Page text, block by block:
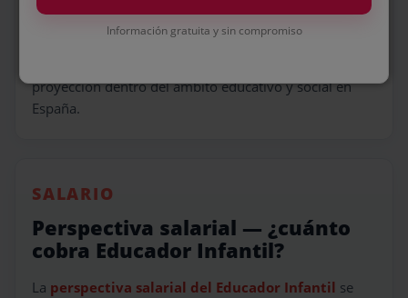
una demanda estable y creciente, posicionándose
proyección dentro del ámbito educativo y social en
España.
SALARIO
Perspectiva salarial — ¿cuánto
cobra Educador Infantil?
La perspectiva salarial del Educador Infantil se
Información gratuita y sin compromiso